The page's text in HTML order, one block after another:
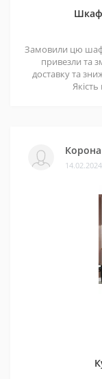
Шкаф
Замовили цю
привезли та
доставку та
Корона
14.02.2024